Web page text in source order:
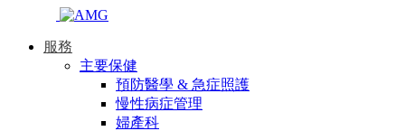
服務
主要保健
預防醫學 & 急症照護
慢性病症管理
婦產科